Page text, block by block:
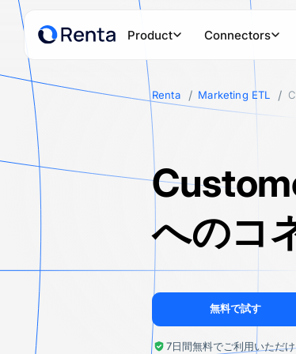
Product
PRODUCTS
Powerful first-party tracker to collect and
Renta Marketing ETL
Create secure data pipelines to any data
Connectors
POPULAR SOURCES
Facebook Ads
Renta Marketing ETL
へのコ
無料で試す
7日間無料でご利用いただ